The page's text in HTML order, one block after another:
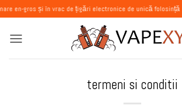
Skip
to
content
și în vrac de țigări electronice de unică folosință
termeni si conditii